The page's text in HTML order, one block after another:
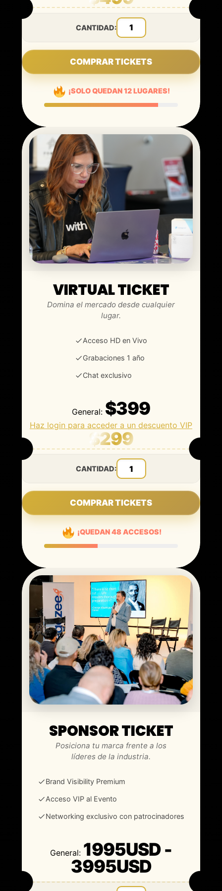
Yenisley Díaz, EA
Sergio Jimenez, Esq. Tax LLM, CFP.
Nellie Akalp, Corpnet Founder & CEO
Gladiola Unzueta, CEO | Wealth &
Growth Strategist
CANTIDAD:
COMPRAR TICKETS
¡SOLO QUEDAN 12 LUGARES!
VIRTUAL TICKET
Domina el mercado desde cualquier
lugar.
Acceso HD en Vivo
Grabaciones 1 año
Chat exclusivo
General: $399
Haz login para acceder a un descuento VIP
$299
CANTIDAD:
COMPRAR TICKETS
¡QUEDAN 48 ACCESOS!
SPONSOR TICKET
Posiciona tu marca frente a los
líderes de la industria.
Brand Visibility Premium
Acceso VIP al Evento
Networking exclusivo con patrocinadores
General: 1995USD -
3995USD